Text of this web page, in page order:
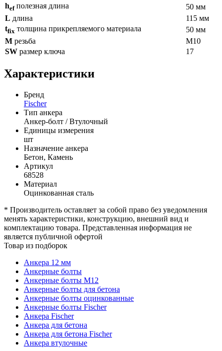
hefполезная длина
50 мм
L длина
115 мм
tfix толщина прикрепляемого материала
50 мм
M резьба
М10
SW размер ключа 17
Характеристики
Бренд
Fischer
Тип анкера
Анкер-болт / Втулочный
Единицы измерения
шт
Назначение анкера
Бетон, Камень
Артикул
68528
Материал
Оцинкованная сталь
* Производитель оставляет за собой право без уведомления
менять характеристики, конструкцию, внешний вид и
комплектацию товара. Представленная информация не
является публичной офертой
Товар из подборок
Анкера 12 мм
Анкерные болты
Анкерные болты М12
Анкерные болты для бетона
Анкерные болты оцинкованные
Анкерные болты Fischer
Анкера Fischer
Анкера для бетона
Анкера для бетона Fischer
Анкера втулочные